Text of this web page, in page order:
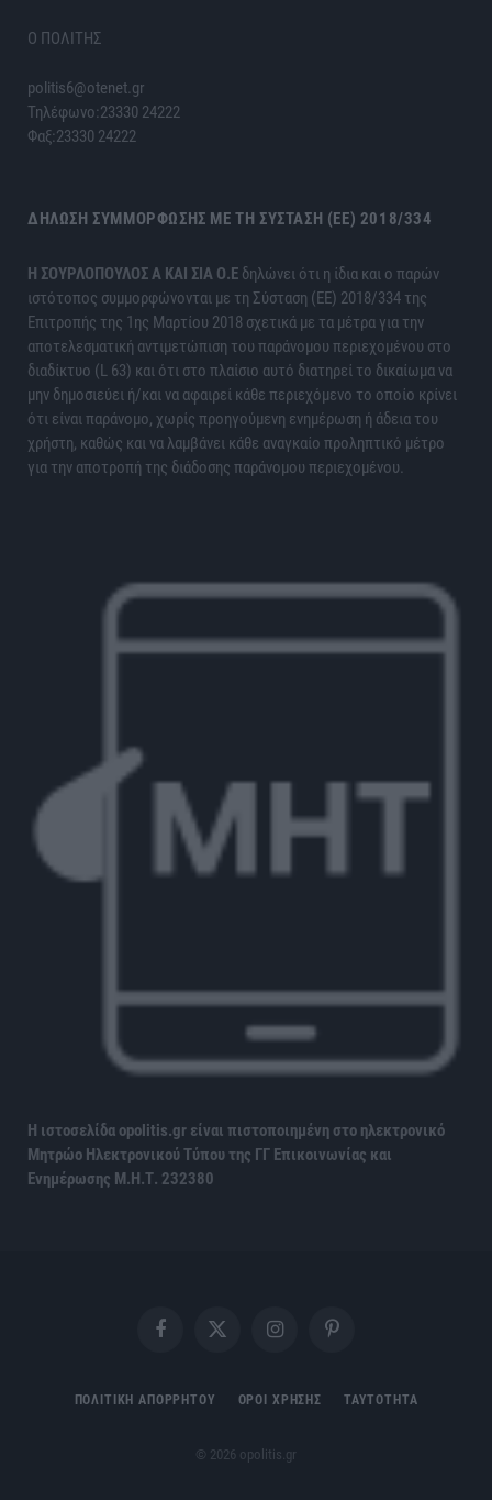
Ο ΠΟΛΙΤΗΣ
politis6@otenet.gr
Τηλέφωνο:23330 24222
Φαξ:23330 24222
ΔΉΛΩΣΗ ΣΥΜΜΌΡΦΩΣΗΣ ΜΕ ΤΗ ΣΎΣΤΑΣΗ (ΕΕ) 2018/334
H ΣΟΥΡΛΟΠΟΥΛΟΣ Α ΚΑΙ ΣΙΑ Ο.Ε δηλώνει ότι η ίδια και ο παρών
ιστότοπος συμμορφώνονται με τη Σύσταση (ΕΕ) 2018/334 της
Επιτροπής της 1ης Μαρτίου 2018 σχετικά με τα μέτρα για την
αποτελεσματική αντιμετώπιση του παράνομου περιεχομένου στο
διαδίκτυο (L 63) και ότι στο πλαίσιο αυτό διατηρεί το δικαίωμα να
μην δημοσιεύει ή/και να αφαιρεί κάθε περιεχόμενο το οποίο κρίνει
ότι είναι παράνομο, χωρίς προηγούμενη ενημέρωση ή άδεια του
χρήστη, καθώς και να λαμβάνει κάθε αναγκαίο προληπτικό μέτρο
για την αποτροπή της διάδοσης παράνομου περιεχομένου.
Η ιστοσελίδα opolitis.gr είναι πιστοποιημένη στο ηλεκτρονικό
Μητρώο Ηλεκτρονικού Τύπου της ΓΓ Επικοινωνίας και
Ενημέρωσης Μ.Η.Τ. 232380
FacebookX
InstagramPinterest
ΠΟΛΙΤΙΚΗ ΑΠΟΡΡΗΤΟΥ ΟΡΟΙ ΧΡΗΣΗΣ ΤΑΥΤΟΤΗΤΑ
© 2026 opolitis.gr